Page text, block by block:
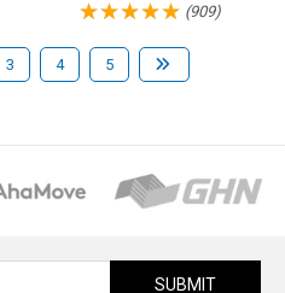
(909)
3 4 5
SUBMIT